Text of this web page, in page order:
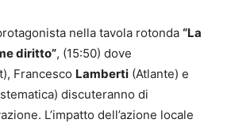
nella tavola rotonda “La
diritto”, (15:50) dove
Francesco Lamberti (Atlante) e
discuteranno di
L’impatto dell’azione locale